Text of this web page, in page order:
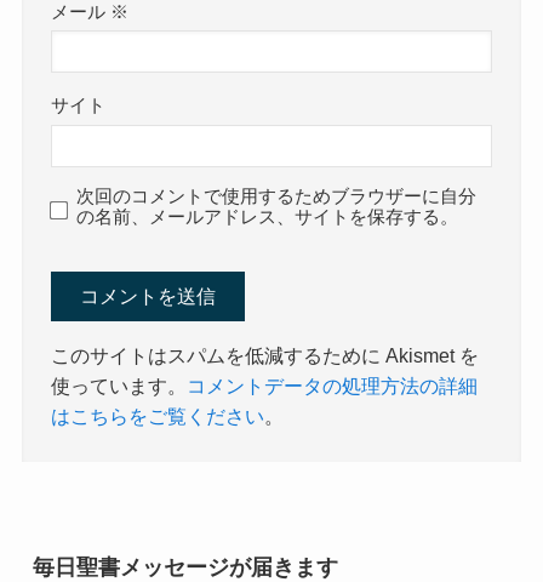
メール ※
サイト
次回のコメントで使用するためブラウザーに自分
の名前、メールアドレス、サイトを保存する。
このサイトはスパムを低減するために Akismet を
使っています。
コメントデータの処理方法の詳細
はこちらをご覧ください。
毎日聖書メッセージが届きます